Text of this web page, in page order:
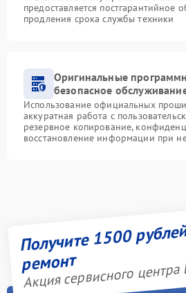
предоставляется постгарантийное
продления срока службы техники
Оригинальные
безопасное
Использование официальных
аккуратная работа с
резервное копирование,
восстановление информации при
Получите 1500
ремонт
Акция сервисного